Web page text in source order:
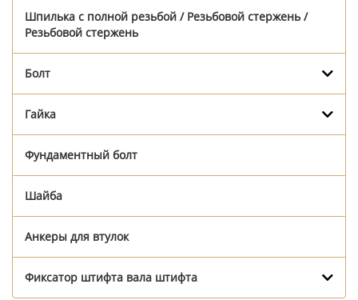
Шпилька с полной резьбой / Резьбовой стержень /
Резьбовой стержень
Болт
Гайка
Фундаментный болт
Шайба
Анкеры для втулок
Фиксатор штифта вала штифта